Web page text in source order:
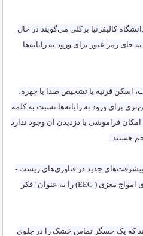
کالیفرنیا برکلی می‌گویند در حال
جای رمز عبور برای ورود به رایانه‌ها
اسکن قرنیه یا تشخیص صدا یا چهره،
برای ورود به رایانه‌ها نسبت به کلمه
فراموشی یا دزدیدن آن وجود ندارد
هستند .
پیشرفت‌های جدید در فناوری‌های زیست -
امواج مغزی (EEG )را به عنوان "فکر
که یک حسگر تماس خشک را در جلوی